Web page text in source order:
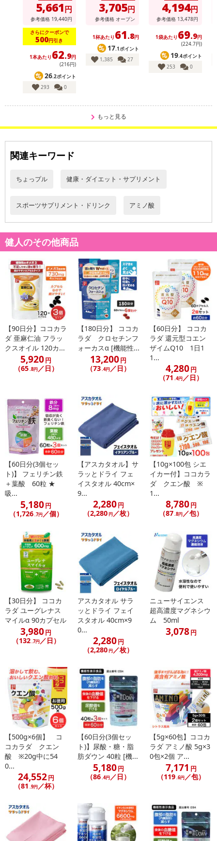
5,661円
参考価格 19,440円
さらにクーポンで
500円引き
1本あたり 62.9円
(216円)
26.2ポイント
293
0
3,705円
参考価格 オープン
1杯あたり 61.8円
17.1ポイント
1,385
27
4,194円
参考価格 13,478円
1袋あたり 69.9円
(224.7円)
19.4ポイント
253
0
もっと見る
関連キーワード
ちょっプル 健康・ダイエット・サプリメント
スポーツサプリメント・ドリンク アミノ酸
健人のその他商品
【90日分】ココカラ
ダ 亜麻仁油 フラッ
クスオイル 120カ...
5,920円
（65 .8円／日）
【180日分】 ココカ
ラダ クロセチンフ
ォーカスα [機能性...
13,200円
（73 .4円 ／日）
【60日分】 ココカ
ラダ 還元型コエン
ザイムQ10 1日1
1...
4,280円
（71 .4円 ／日）
【60日分(3個セッ
ト)】 フェリチン鉄
＋葉酸 60粒 ★
吸...
5,180円
（1,726.7円／個）
【アスカタオル】サ
ラッとドライ フェ
イスタオル 40cm×
9...
2,280円
（2,280 円／枚）
【10g×100包 シエ
イカー付】ココカラ
ダ クエン酸 ※
1...
8,780円
（87.8円／包）
【30日分】 ココカ
ラダ ユーグレナス
マイルα 90カプセル
3,980円
（132.7円／日）
アスカタオル サラ
ッとドライ フェイ
スタオル 40cm×9
0...
2,280円
（2,280 円／枚）
ニューサイエンス
超高濃度マグネシウ
ム 50ml
3,078円
【500g×6個】 コ
コカラダ クエン
酸 ※20g中に54
0...
24,552円
（81 .9円／杯）
【60日分(3個セッ
ト)】尿酸・糖・脂
肪ダウン 40粒 [機...
5,180円
（86 .4円 ／日）
【5g×60包】ココカ
ラダ アミノ酸 5g×3
0包×2個 ア...
7,171 円
（119 .6円 ／包）